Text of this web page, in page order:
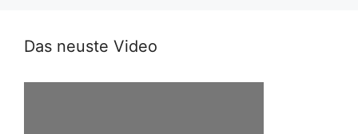
Das neuste Video